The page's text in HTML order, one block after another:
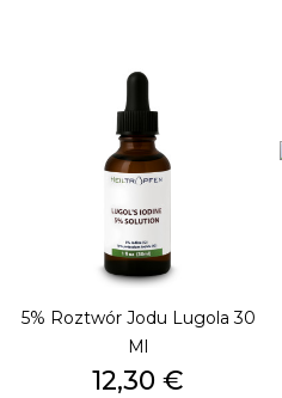
5% Roztwór Jodu Lugola 30
Ml
Cena
12,30 €